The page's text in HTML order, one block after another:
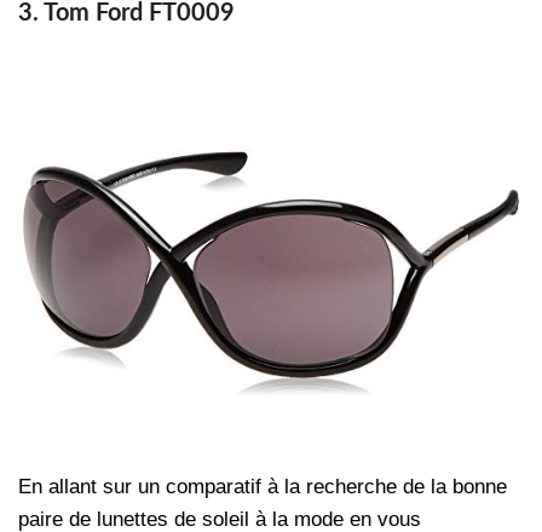
3. Tom Ford FT0009
En allant sur un comparatif à la recherche de la bonne
paire de lunettes de soleil à la mode en vous